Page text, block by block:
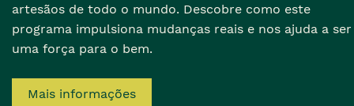
artesãos de todo o mundo. Descobre como este
programa impulsiona mudanças reais e nos ajuda a ser
uma força para o bem.
Mais informações